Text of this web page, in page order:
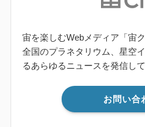
宙を楽しむWebメディア「宙
全国のプラネタリウム、星空
るあらゆるニュースを発信して
お問い合